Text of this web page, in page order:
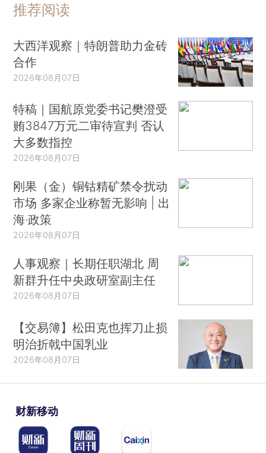
推荐阅读
大西洋观察｜特朗普助力金砖
合作
2026年08月07日
特稿｜国航原党委书记樊澄受
贿3847万元二审待宣判 否认
大多数指控
2026年08月07日
刚果（金）铜钴精矿禁令扰动
市场 多家企业称暂无影响 | 出
海·政策
2026年08月07日
人事观察｜长期任职湖北 周
新群升任中央政研室副主任
2026年08月07日
【交易簿】松田克也挥刀止损
明治折戟中国乳业
2026年08月07日
财新移动